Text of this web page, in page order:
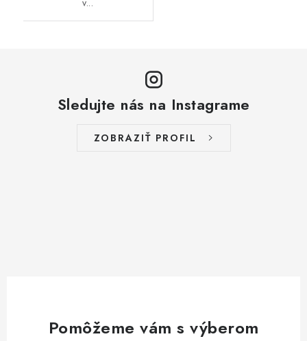
Sledujte nás na Instagrame
ZOBRAZIŤ PROFIL
Pomôžeme vám s výberom